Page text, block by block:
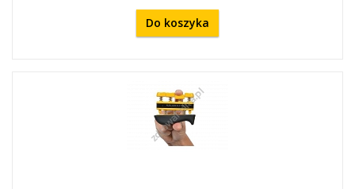
Do koszyka